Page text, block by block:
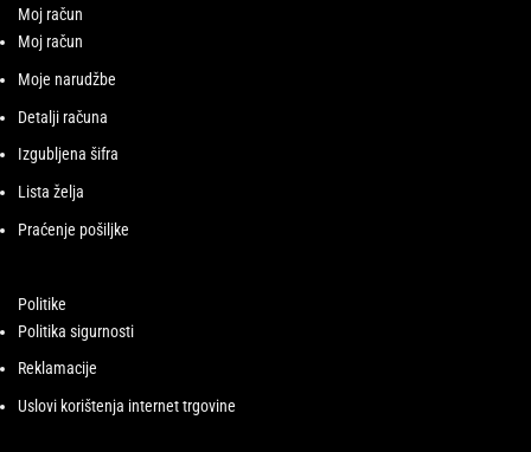
Moj račun
Moj račun
Moje narudžbe
Detalji računa
Izgubljena šifra
Lista želja
Praćenje pošiljke
Politike
Politika sigurnosti
Reklamacije
Uslovi korištenja internet trgovine